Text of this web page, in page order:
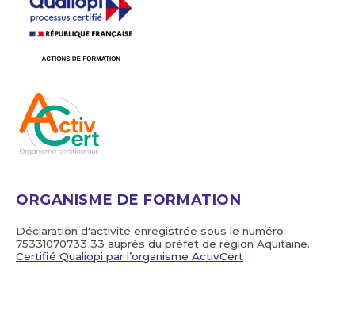
ORGANISME DE FORMATION
Déclaration d'activité enregistrée sous le numéro
75331070733 33 auprès du préfet de région Aquitaine.
Certifié Qualiopi par l’organisme ActivCert